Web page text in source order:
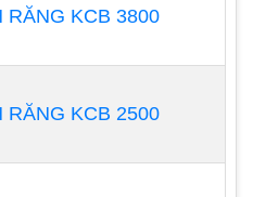
RĂNG KCB 3800
RĂNG KCB 2500